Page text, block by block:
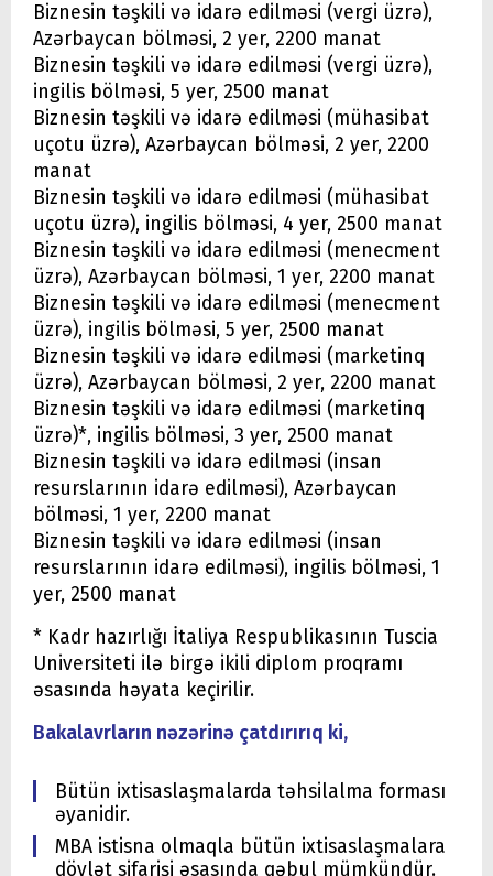
Biznesin təşkili və idarə edilməsi (vergi üzrə),
Azərbaycan bölməsi, 2 yer, 2200 manat
Biznesin təşkili və idarə edilməsi (vergi üzrə),
ingilis bölməsi, 5 yer, 2500 manat
Biznesin təşkili və idarə edilməsi (mühasibat
uçotu üzrə), Azərbaycan bölməsi, 2 yer, 2200
manat
Biznesin təşkili və idarə edilməsi (mühasibat
uçotu üzrə), ingilis bölməsi, 4 yer, 2500 manat
Biznesin təşkili və idarə edilməsi (menecment
üzrə), Azərbaycan bölməsi, 1 yer, 2200 manat
Biznesin təşkili və idarə edilməsi (menecment
üzrə), ingilis bölməsi, 5 yer, 2500 manat
Biznesin təşkili və idarə edilməsi (marketinq
üzrə), Azərbaycan bölməsi, 2 yer, 2200 manat
Biznesin təşkili və idarə edilməsi (marketinq
üzrə)*, ingilis bölməsi, 3 yer, 2500 manat
Biznesin təşkili və idarə edilməsi (insan
resurslarının idarə edilməsi), Azərbaycan
bölməsi, 1 yer, 2200 manat
Biznesin təşkili və idarə edilməsi (insan
resurslarının idarə edilməsi), ingilis bölməsi, 1
yer, 2500 manat
* Kadr hazırlığı İtaliya Respublikasının Tuscia
Universiteti ilə birgə ikili diplom proqramı
əsasında həyata keçirilir.
Bakalavrların nəzərinə çatdırırıq ki,
Bütün ixtisaslaşmalarda təhsilalma forması
əyanidir.
MBA istisna olmaqla bütün ixtisaslaşmalara
dövlət sifarişi əsasında qəbul mümkündür.